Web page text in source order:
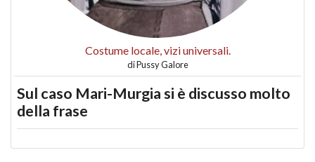
Costume locale, vizi universali.
diPussy Galore
Sul caso Mari-Murgia si è discusso molto
della frase